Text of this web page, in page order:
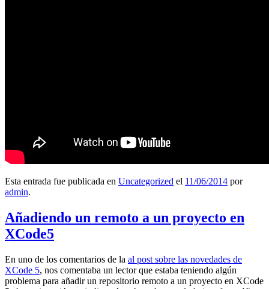
Esta entrada fue publicada en Uncategorized el 11/06/2014 por
admin.
Añadiendo un remoto a un proyecto en
XCode5
En uno de los comentarios de la al post sobre las novedades de
XCode 5, nos comentaba un lector que estaba teniendo algún
problema para añadir un repositorio remoto a un proyecto en XCode